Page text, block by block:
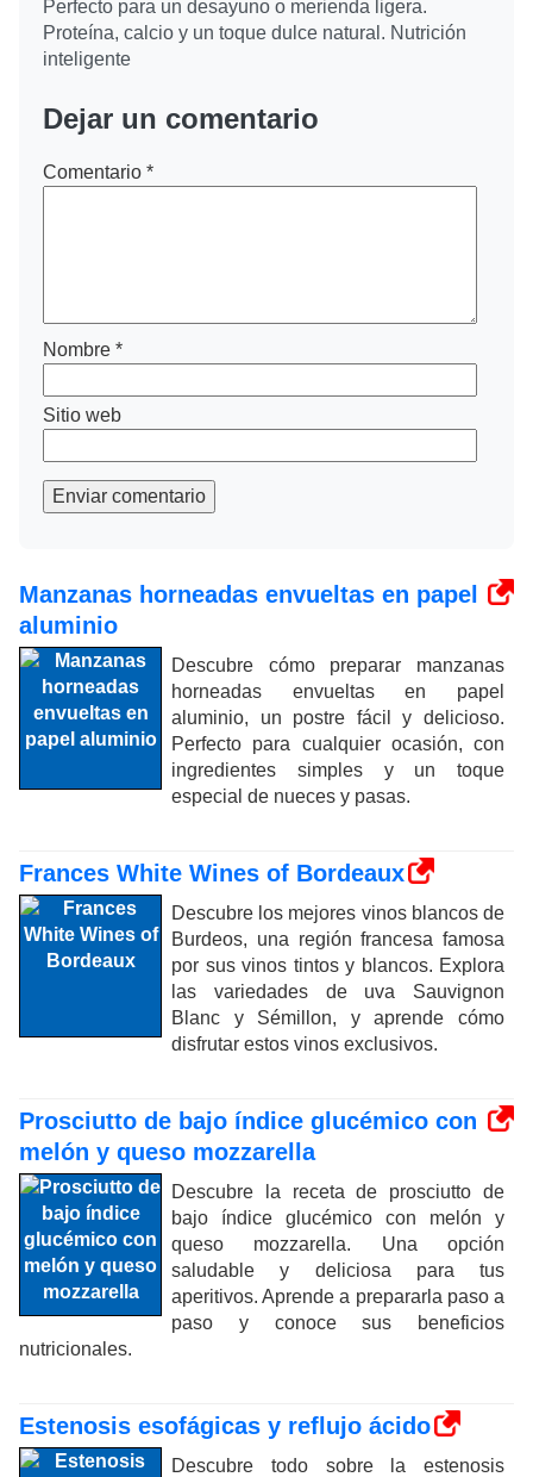
Perfecto para un desayuno o merienda ligera.
Proteína, calcio y un toque dulce natural. Nutrición
inteligente
Dejar un comentario
Comentario *
Nombre *
Sitio web
Enviar comentario
Manzanas horneadas envueltas en papel
aluminio
Descubre cómo preparar manzanas
horneadas envueltas en papel
aluminio, un postre fácil y delicioso.
Perfecto para cualquier ocasión, con
ingredientes simples y un toque
especial de nueces y pasas.
Frances White Wines of Bordeaux
Descubre los mejores vinos blancos de
Burdeos, una región francesa famosa
por sus vinos tintos y blancos. Explora
las variedades de uva Sauvignon
Blanc y Sémillon, y aprende cómo
disfrutar estos vinos exclusivos.
Prosciutto de bajo índice glucémico con
melón y queso mozzarella
Descubre la receta de prosciutto de
bajo índice glucémico con melón y
queso mozzarella. Una opción
saludable y deliciosa para tus
aperitivos. Aprende a prepararla paso a
paso y conoce sus beneficios
nutricionales.
Estenosis esofágicas y reflujo ácido
Descubre todo sobre la estenosis